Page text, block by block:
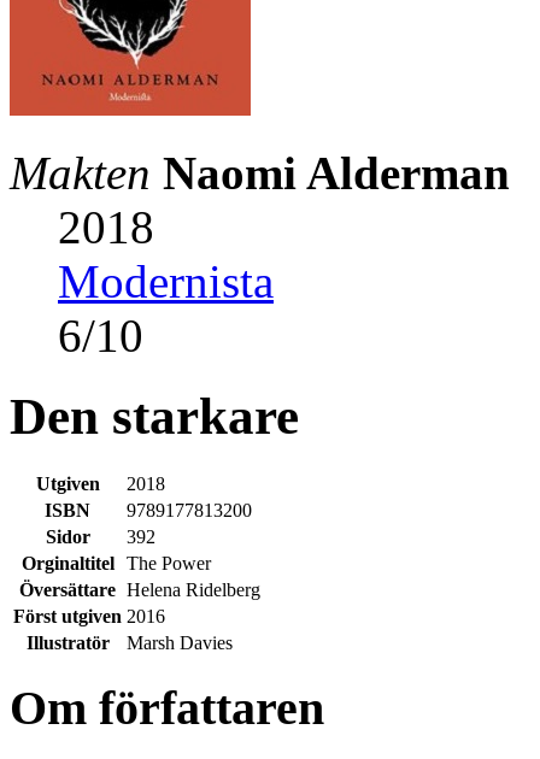
Makten Naomi Alderman
2018
Modernista
6/10
Den starkare
Utgiven
2018
ISBN
9789177813200
Sidor
392
Orginaltitel
The Power
Översättare Helena Ridelberg
Först utgiven 2016
Illustratör
Marsh Davies
Om författaren